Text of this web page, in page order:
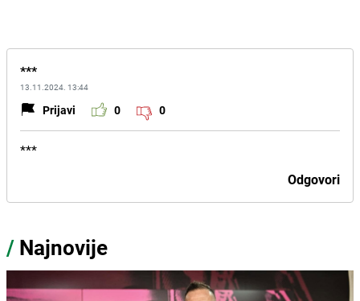
***
13.11.2024. 13:44
Prijavi 0 0
***
Odgovori
/ Najnovije